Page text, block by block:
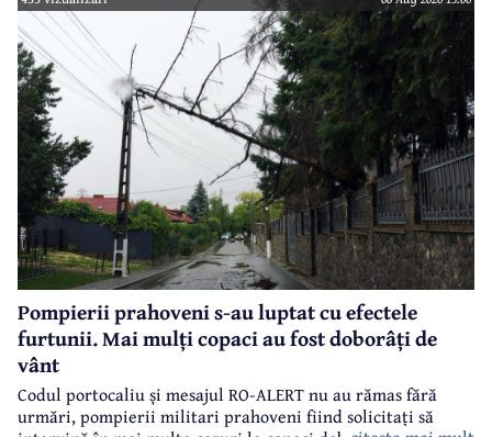
Pompierii prahoveni s-au luptat cu efectele
furtunii. Mai mulți copaci au fost doborâți de
vânt
Codul portocaliu și mesajul RO-ALERT nu au rămas fără
urmări, pompierii militari prahoveni fiind solicitați să